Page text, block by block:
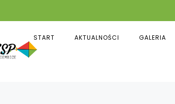
START AKTUALNOŚCI GALERIA